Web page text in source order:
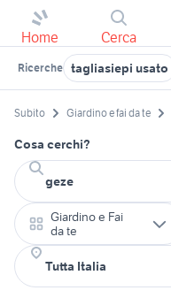
Home Cerca
Ricerche tagliasiepi usato
Subito Giardino e fai da te
Cosa cerchi?
Giardino e Fai
da te